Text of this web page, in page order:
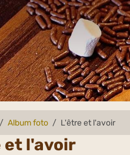
Album foto L'être et l'avoir
et l'avoir